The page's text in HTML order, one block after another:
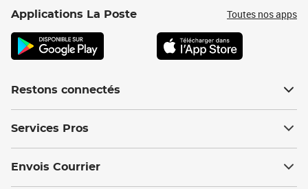
Applications La Poste Toutes nos apps
Restons connectés
Services Pros
Envois Courrier